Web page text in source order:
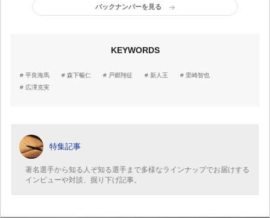
バックナンバーを見る
KEYWORDS
平良海馬 森下暢仁 戸郷翔征 新人王
里崎智也
広澤克実
特集記事
著名選手から知る人ぞ知る選手まで多様なラインナップでお届けする
インビューや対談、掘り下げ記事。